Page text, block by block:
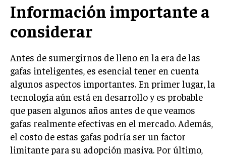
Información importante a
considerar
Antes de sumergirnos de lleno en la era de las
gafas inteligentes, es esencial tener en cuenta
algunos aspectos importantes. En primer lugar, la
tecnología aún está en desarrollo y es probable
que pasen algunos años antes de que veamos
gafas realmente efectivas en el mercado. Además,
el costo de estas gafas podría ser un factor
limitante para su adopción masiva. Por último,